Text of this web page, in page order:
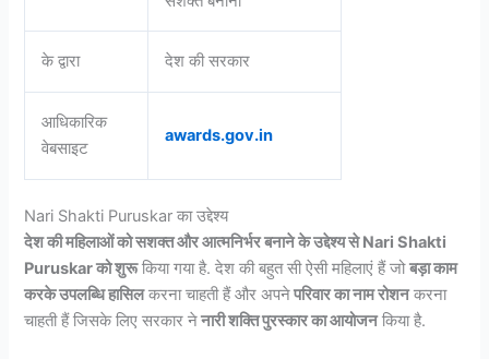
के द्वारा देश की सरकार
आधिकारिक
वेबसाइट
awards.gov.in
Nari Shakti Puruskar का उद्देश्य
देश की महिलाओं को सशक्त और आत्मनिर्भर बनाने के उद्देश्य से Nari Shakti
Puruskar को शुरूकिया गया है. देश की बहुत सी ऐसी महिलाएं हैं जोबड़ा काम
करके उपलब्धि हासिलकरना चाहती हैं और अपनेपरिवार का नाम रोशनकरना
चाहती हैं जिसके लिए सरकार नेनारी शक्ति पुरस्कार का आयोजनकिया है.